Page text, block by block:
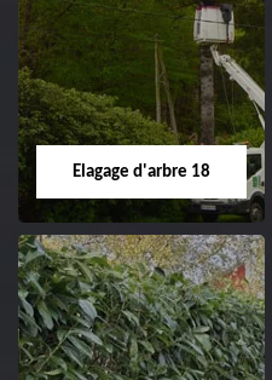
Paysagiste 18
Artisan paysagiste 18
Cher tel: 02.52.56.49.40
Elagage d'arbre 18
Elagage d'arbre 18